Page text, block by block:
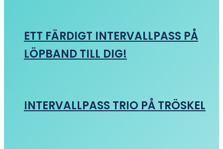
ETT FÄRDIGT INTERVALLPASS PÅ
LÖPBAND TILL DIG!
INTERVALLPASS TRIO PÅ TRÖSKEL